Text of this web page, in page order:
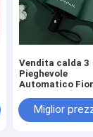
Vendita calda 3
Pieghevole
Automatico
Blocco
Fashion
Miglior